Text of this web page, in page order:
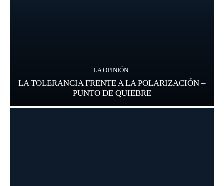
LA OPINIÓN
LA TOLERANCIA FRENTE A LA POLARIZACIÓN –
PUNTO DE QUIEBRE